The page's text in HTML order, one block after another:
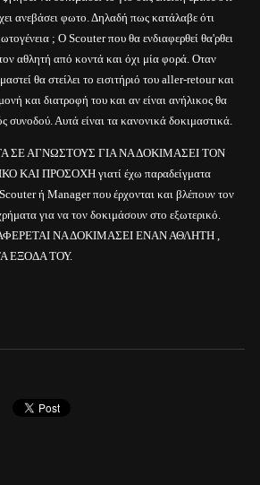
ανεβάσει φωτο. Δηλαδή πως κατάλαβε ότι
; Ο Scouter που θα ενδιαφερθεί θα'ρθει
αθλητή από κοντά και όχι μία φορά. Οταν
θα στείλει το εισιτήριό του aller-retour και
και διατροφή του και αν είναι ανήλικος θα
συνοδού. Αυτά είναι τα κανονικά δοκιμαστικά.
ΣΕ ΑΓΝΩΣΤΟΥΣ ΓΙΑ ΝΑ ΔΟΚΙΜΑΣΕΙ ΤΟΝ
ΚΑΙ ΠΡΟΣΟΧΗ γιατί έχω παραδείγματα
ή Manager που έρχονται και βλέπουν τον
για να τον δοκιμάσουν στο εξωτερικό.
ΝΑ ΔΟΚΙΜΑΣΕΙ ΕΝΑΝ ΑΘΛΗΤΗ ,
ΕΞΟΔΑ ΤΟΥ.